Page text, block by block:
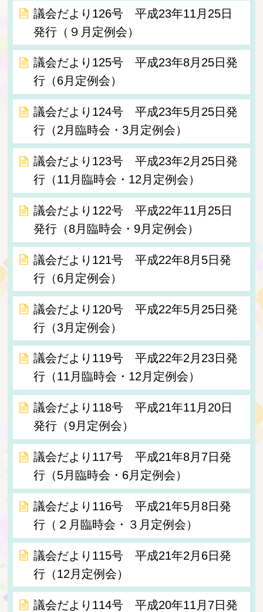
議会だより126号 平成23年11月25日
発行（９月定例会）
議会だより125号 平成23年8月25日発
行（6月定例会）
議会だより124号 平成23年5月25日発
行（2月臨時会・3月定例会）
議会だより123号 平成23年2月25日発
行（11月臨時会・12月定例会）
議会だより122号 平成22年11月25日
発行（8月臨時会・9月定例会）
議会だより121号 平成22年8月5日発
行（6月定例会）
議会だより120号 平成22年5月25日発
行（3月定例会）
議会だより119号 平成22年2月23日発
行（11月臨時会・12月定例会）
議会だより118号 平成21年11月20日
発行（9月定例会）
議会だより117号 平成21年8月7日発
行（5月臨時会・6月定例会）
議会だより116号 平成21年5月8日発
行（２月臨時会・３月定例会）
議会だより115号 平成21年2月6日発
行（12月定例会）
議会だより114号 平成20年11月7日発